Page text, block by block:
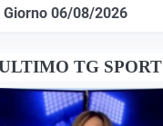
Giorno 06/08/2026
TG SPORT